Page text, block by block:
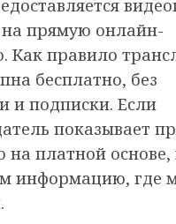
прямую онлайн-
Как правило
бесплатно, без
и подписки. Если
показывает
на платной
информацию, где